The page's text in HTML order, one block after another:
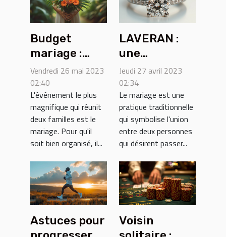
Budget
mariage :
combien
coûte un
mariage ?
Vendredi 26 mai 2023
02:40
L'événement le plus
magnifique qui réunit
deux familles est le
mariage. Pour qu'il
soit bien organisé, il...
LAVERAN :
une
structure de
vente de
bague de
fiançailles en
diamant
Jeudi 27 avril 2023
02:34
Le mariage est une
pratique traditionnelle
qui symbolise l'union
entre deux personnes
qui désirent passer...
Astuces pour
Voisin